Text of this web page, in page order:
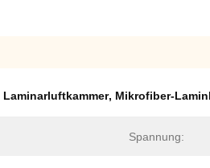
Laminarluftkammer, Mikrofiber-
Spannung: